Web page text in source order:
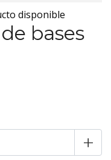
disponible
bases
+